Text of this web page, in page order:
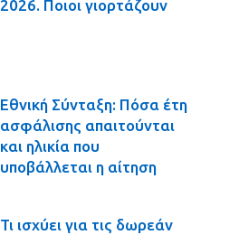
2026. Ποιοι γιορτάζουν
Εθνική Σύνταξη: Πόσα έτη
ασφάλισης απαιτούνται
και ηλικία που
υποβάλλεται η αίτηση
Τι ισχύει για τις δωρεάν